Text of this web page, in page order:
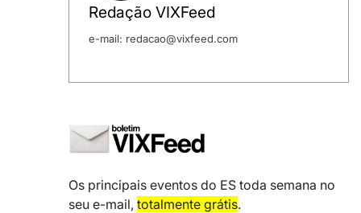
Redação VIXFeed
e-mail: redacao@vixfeed.com
Os principais eventos do ES toda semana no
seu e-mail, totalmente grátis.